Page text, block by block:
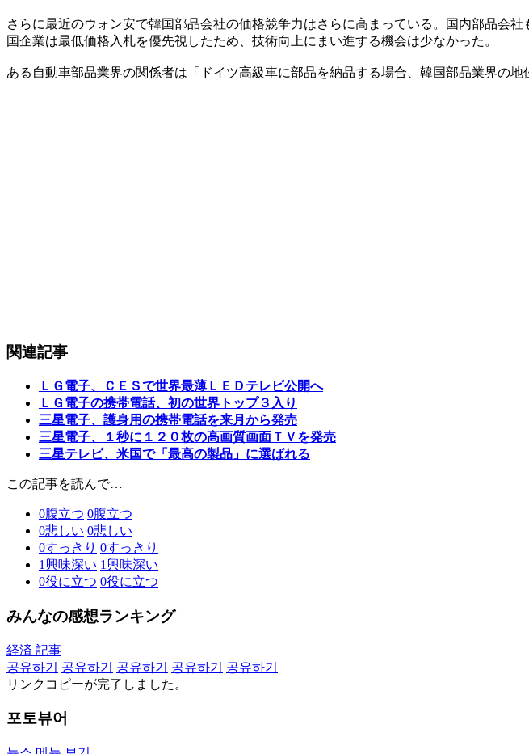
さらに最近のウォン安で韓国部品会社の価格競争力はさらに高まっている。国内部品会
国企業は最低価格入札を優先視したため、技術向上にまい進する機会は少なかった。
ある自動車部品業界の関係者は「ドイツ高級車に部品を納品する場合、韓国部品業界の地
関連記事
ＬＧ電子、ＣＥＳで世界最薄ＬＥＤテレビ公開へ
ＬＧ電子の携帯電話、初の世界トップ３入り
三星電子、護身用の携帯電話を来月から発売
三星電子、１秒に１２０枚の高画質画面ＴＶを発売
三星テレビ、米国で「最高の製品」に選ばれる
この記事を読んで…
0腹立つ 0腹立つ
0悲しい 0悲しい
0すっきり 0すっきり
1興味深い 1興味深い
0役に立つ 0役に立つ
みんなの感想ランキング
経済 記事
공유하기
공유하기 공유하기 공유하기
공유하기
リンクコピーが完了しました。
포토뷰어